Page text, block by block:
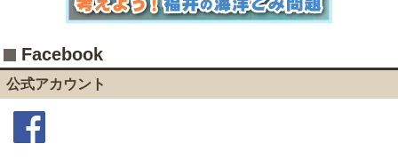
Facebook
公式アカウント